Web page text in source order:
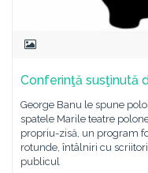
Conferinţă susţinută
George Banu le spune
spatele Marile teatre
propriu-zisă, un program
rotunde, întâlniri cu
publicul